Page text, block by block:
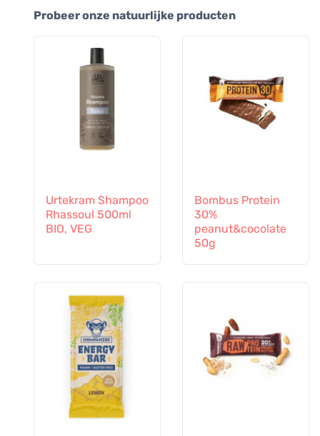
Probeer onze natuurlijke producten
Urtekram Shampoo
Rhassoul 500ml
BIO, VEG
Bombus Protein
30%
peanut&cocolate
50g